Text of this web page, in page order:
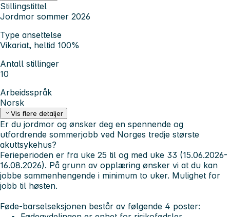
Stillingstittel
Jordmor sommer 2026
Type ansettelse
Vikariat, heltid 100%
Antall stillinger
10
Arbeidsspråk
Norsk
Vis flere detaljer
Er du jordmor og ønsker deg en spennende og
utfordrende sommerjobb ved Norges tredje største
akuttsykehus?
Ferieperioden er fra uke 25 til og med uke 33 (15.06.2026-
16.08.2026). På grunn av opplæring ønsker vi at du kan
jobbe sammenhengende i minimum to uker. Mulighet for
jobb til høsten.
Føde-barselseksjonen består av følgende 4 poster: